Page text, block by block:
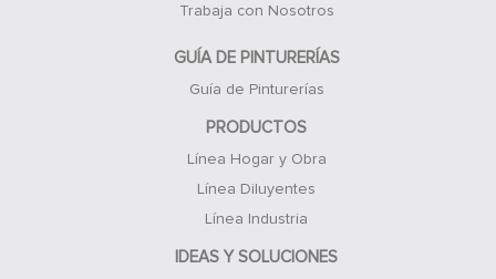
Trabaja con Nosotros
GUÍA DE PINTURERÍAS
Guía de Pinturerías
PRODUCTOS
Línea Hogar y Obra
Línea Diluyentes
Línea Industria
IDEAS Y SOLUCIONES